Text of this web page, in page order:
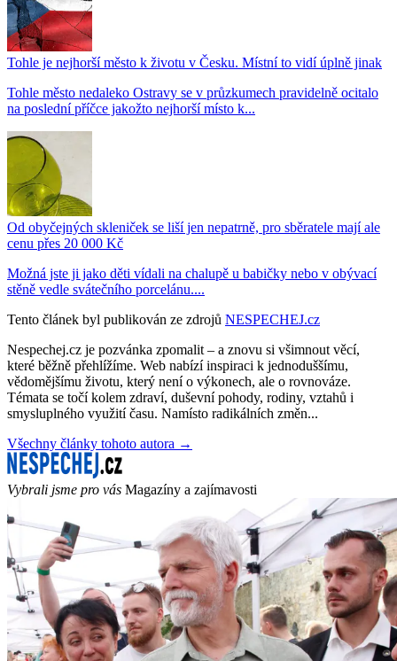
Tohle je nejhorší město k životu v Česku. Místní to vidí úplně jinak
Tohle město nedaleko Ostravy se v průzkumech pravidelně ocitalo
na poslední příčce jakožto nejhorší místo k...
Od obyčejných skleniček se liší jen nepatrně, pro sběratele mají ale
cenu přes 20 000 Kč
Možná jste ji jako děti vídali na chalupě u babičky nebo v obývací
stěně vedle svátečního porcelánu....
Tento článek byl publikován ze zdrojů NESPECHEJ.cz
Nespechej.cz je pozvánka zpomalit – a znovu si všimnout věcí,
které běžně přehlížíme. Web nabízí inspiraci k jednoduššímu,
vědomějšímu životu, který není o výkonech, ale o rovnováze.
Témata se točí kolem zdraví, duševní pohody, rodiny, vztahů i
smysluplného využití času. Namísto radikálních změn...
Všechny články tohoto autora →
Vybrali jsme pro vás Magazíny a zajímavosti